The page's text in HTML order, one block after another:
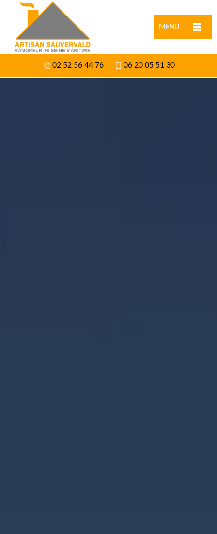
MENU
02 52 56 44 76 06 20 05 51 30